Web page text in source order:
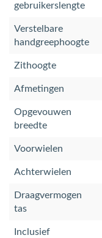
gebruikerslengte
Verstelbare
handgreephoogte
Zithoogte
Afmetingen
Opgevouwen
breedte
Voorwielen
Achterwielen
Draagvermogen
tas
Inclusief